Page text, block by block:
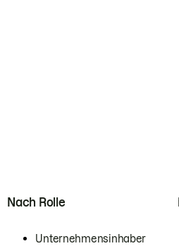
Nach Rolle
Unternehmensinhaber